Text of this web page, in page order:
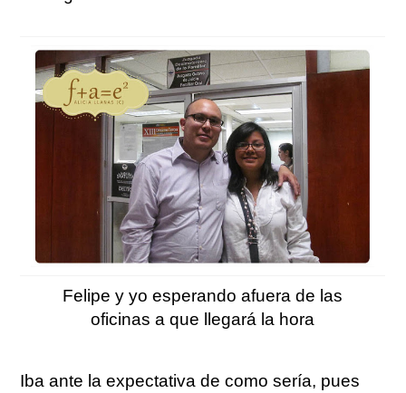
Felipe y yo esperando afuera de las
oficinas a que llegará la hora
Iba ante la expectativa de como sería, pues